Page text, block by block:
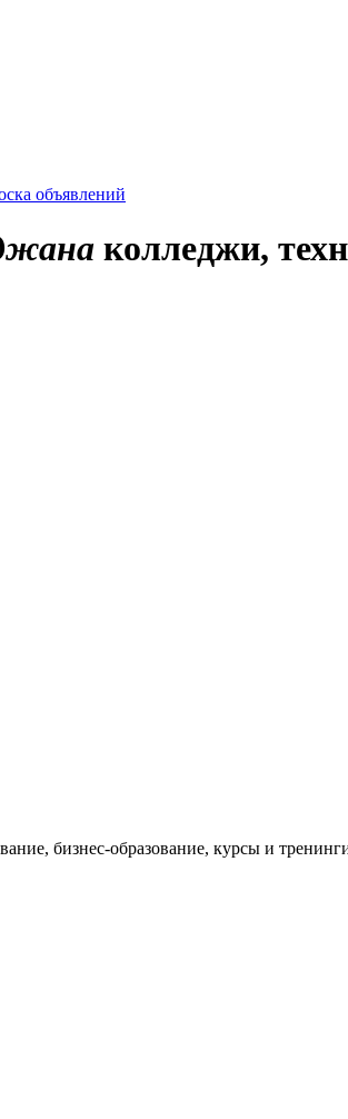
объявлений
колледжи,
бизнес-образование, курсы и